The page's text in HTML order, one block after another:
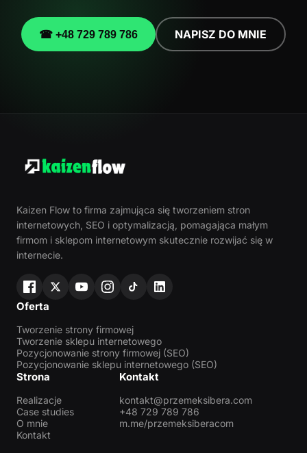
☎ +48 729 789 786 NAPISZ DO MNIE
Kaizen Flow to firma zajmująca się tworzeniem stron
internetowych, SEO i optymalizacją, pomagająca małym
firmom i sklepom internetowym skutecznie rozwijać się w
internecie.
Oferta
Tworzenie strony firmowej
Tworzenie sklepu internetowego
Pozycjonowanie strony firmowej (SEO)
Pozycjonowanie sklepu internetowego (SEO)
Strona
Realizacje
Case studies
O mnie
Kontakt
Kontakt
kontakt@przemeksibera.com
+48 729 789 786
m.me/przemeksiberacom